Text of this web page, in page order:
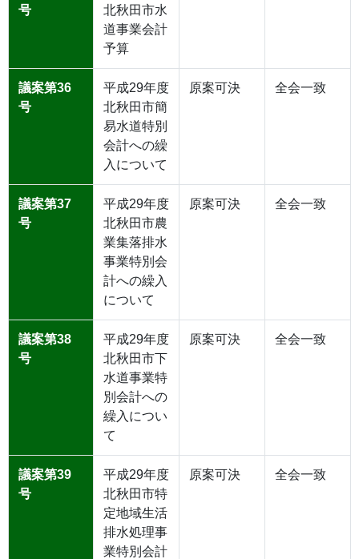
号
北秋田市水
道事業会計
予算
議案第36
号
平成29年度
北秋田市簡
易水道特別
会計への繰
入について
原案可決 全会一致
議案第37
号
平成29年度
北秋田市農
業集落排水
事業特別会
計への繰入
について
原案可決 全会一致
議案第38
号
平成29年度
北秋田市下
水道事業特
別会計への
繰入につい
て
原案可決 全会一致
議案第39
号
平成29年度
北秋田市特
定地域生活
排水処理事
業特別会計
原案可決 全会一致